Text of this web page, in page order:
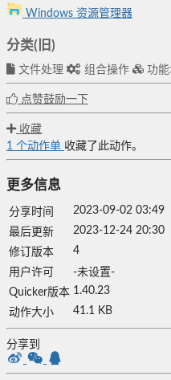
Windows 资源管理器
分类(旧)
文件处理 组合操作 功能
点赞鼓励一下
收藏
1 个动作单 收藏了此动作。
更多信息
分享时间
2023-09-02 03:49
最后更新
2023-12-24 20:30
修订版本
4
用户许可
-未设置-
Quicker版本 1.40.23
动作大小
41.1 KB
分享到